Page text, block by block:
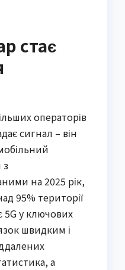
стає
операторів
сигнал – він
з
на 2025 рік,
95% території
5G у ключових
швидким і
а